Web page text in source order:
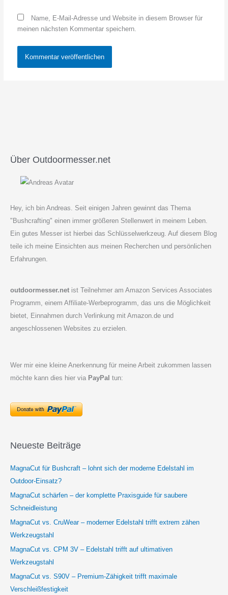
Name, E-Mail-Adresse und Website in diesem Browser für
meinen nächsten Kommentar speichern.
Über Outdoormesser.net
Hey, ich bin Andreas. Seit einigen Jahren gewinnt das Thema
"Bushcrafting" einen immer größeren Stellenwert in meinem Leben.
Ein gutes Messer ist hierbei das Schlüsselwerkzeug. Auf diesem Blog
teile ich meine Einsichten aus meinen Recherchen und persönlichen
Erfahrungen.
outdoormesser.netist Teilnehmer am Amazon Services Associates
Programm, einem Affiliate-Werbeprogramm, das uns die Möglichkeit
bietet, Einnahmen durch Verlinkung mit Amazon.de und
angeschlossenen Websites zu erzielen.
Wer mir eine kleine Anerkennung für meine Arbeit zukommen lassen
möchte kann dies hier via PayPal tun:
Neueste Beiträge
MagnaCut für Bushcraft – lohnt sich der moderne Edelstahl im
Outdoor-Einsatz?
MagnaCut schärfen – der komplette Praxisguide für saubere
Schneidleistung
MagnaCut vs. CruWear – moderner Edelstahl trifft extrem zähen
Werkzeugstahl
MagnaCut vs. CPM 3V – Edelstahl trifft auf ultimativen
Werkzeugstahl
MagnaCut vs. S90V – Premium-Zähigkeit trifft maximale
Verschleißfestigkeit